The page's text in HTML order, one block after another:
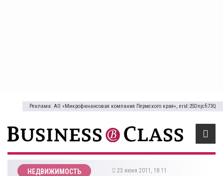
Реклама: АО «Микрофинансовая компания Пермского края», erid:2SDnjcfi73Q
НЕДВИЖИМОСТЬ 23 июня 2011, 18:11